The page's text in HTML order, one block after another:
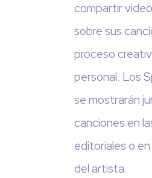
compartir
sobre sus
proceso
personal. Los
se mostrarán
canciones en
editoriales o
del artista.